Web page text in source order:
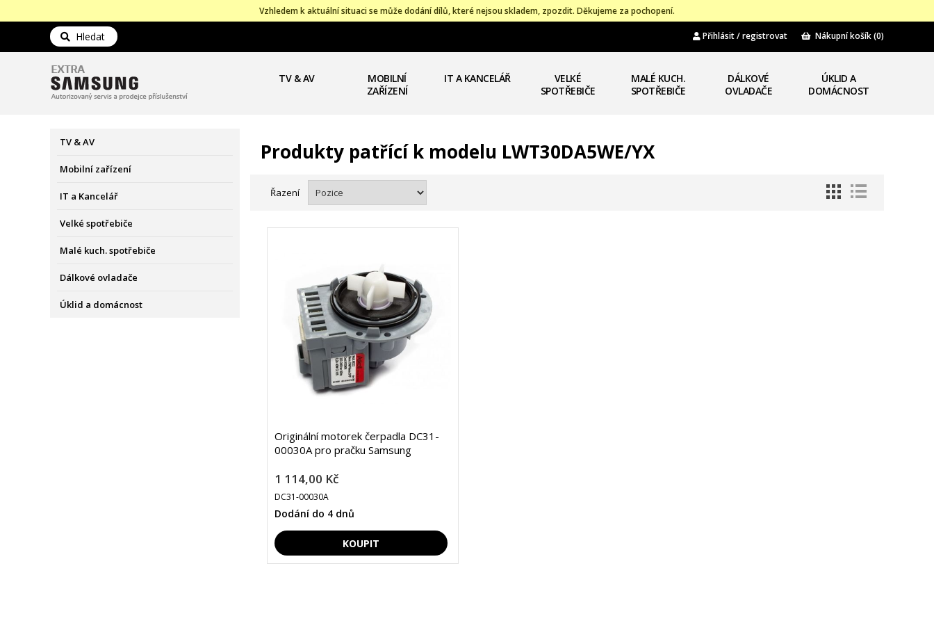
Vzhledem k aktuální situaci se může dodání dílů, které nejsou skladem, zpozdit. Děkujeme za pochopení.
Hledat Přihlásit / registrovat Nákupní košík(0)
TV & AV
MOBILNÍ
ZAŘÍZENÍ
IT A KANCELÁŘ
VELKÉ
SPOTŘEBIČE
MALÉ KUCH.
SPOTŘEBIČE
DÁLKOVÉ
OVLADAČE
ÚKLID A
DOMÁCNOST
TV & AV
Mobilní zařízení
IT a Kancelář
Velké spotřebiče
Malé kuch. spotřebiče
Dálkové ovladače
Úklid a domácnost
Produkty patřící k modelu LWT30DA5WE/YX
Řazení
Originální motorek čerpadla DC31-
00030A pro pračku Samsung
1 114,00 Kč
DC31-00030A
Dodání do 4 dnů